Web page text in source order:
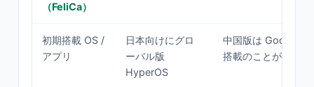
（FeliCa）
初期搭載 OS /
アプリ
日本向けにグロ
ーバル版
HyperOS
中国版は Google サ
搭載のことがある